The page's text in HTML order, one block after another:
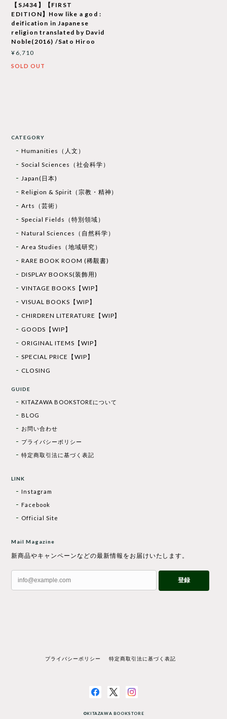
【SJ434】【FIRST
EDITION】How like a god :
deification in Japanese
religion translated by David
Noble(2016) /Sato Hiroo
¥6,710
SOLD OUT
CATEGORY
Humanities（人文）
Social Sciences（社会科学）
Japan(日本)
Religion & Spirit（宗教・精神）
Arts（芸術）
Special Fields（特別領域）
Natural Sciences（自然科学）
Area Studies（地域研究）
RARE BOOK ROOM (稀覯書)
DISPLAY BOOKS(装飾用)
VINTAGE BOOKS【WIP】
VISUAL BOOKS【WIP】
CHIRDREN LITERATURE【WIP】
GOODS【WIP】
ORIGINAL ITEMS【WIP】
SPECIAL PRICE【WIP】
CLOSING
GUIDE
KITAZAWA BOOKSTOREについて
BLOG
お問い合わせ
プライバシーポリシー
特定商取引法に基づく表記
LINK
Instagram
Facebook
Official Site
Mail Magazine
新商品やキャンペーンなどの最新情報をお届けいたします。
登録
プライバシーポリシー 特定商取引法に基づく表記
©KITAZAWA BOOKSTORE